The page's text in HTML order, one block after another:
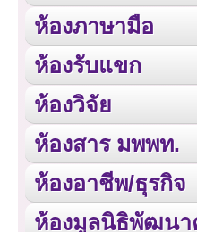
ห้องภาษามือ
ห้องรับแขก
ห้องวิจัย
ห้องสาร มพพท.
ห้องอาชีพ/ธุรกิจ
ห้องมูลนิธิพัฒนา